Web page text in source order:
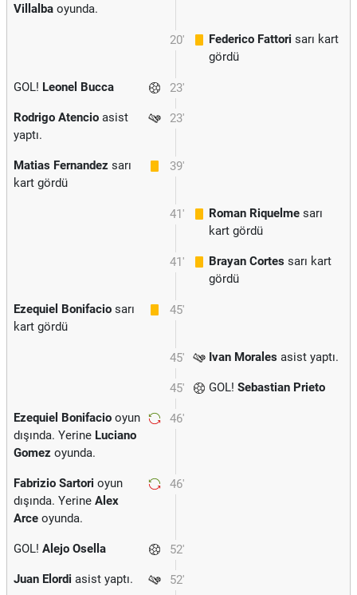
Villalba oyunda.
20' Federico Fattori sarı kart
gördü
23'
GOL! Leonel Bucca
23'
Rodrigo Atencio asist
yaptı.
39'
Matias Fernandez sarı
kart gördü
41' Roman Riquelme sarı
kart gördü
41' Brayan Cortes sarı kart
gördü
45'
Ezequiel Bonifacio sarı
kart gördü
45' Ivan Morales asist yaptı.
45' GOL! Sebastian Prieto
46'
Ezequiel Bonifacio oyun
dışında. Yerine Luciano
Gomez oyunda.
46'
Fabrizio Sartori oyun
dışında. Yerine Alex
Arce oyunda.
52'
GOL! Alejo Osella
52'
Juan Elordi asist yaptı.